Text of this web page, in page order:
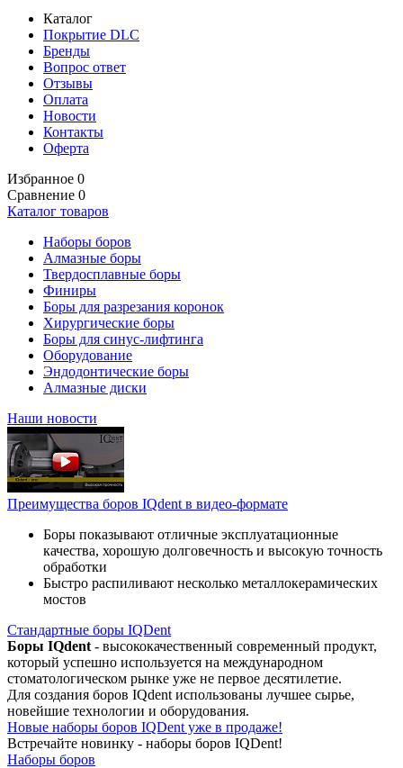
Каталог
Покрытие DLC
Бренды
Вопрос ответ
Отзывы
Оплата
Новости
Контакты
Оферта
Избранное 0
Сравнение 0
Каталог товаров
Наборы боров
Алмазные боры
Твердосплавные боры
Финиры
Боры для разрезания коронок
Хирургические боры
Боры для синус-лифтинга
Оборудование
Эндодонтические боры
Алмазные диски
Наши новости
Преимущества боров IQdent в видео-формате
Боры показывают отличные эксплуатационные
качества, хорошую долговечность и высокую точность
обработки
Быстро распиливают несколько металлокерамических
мостов
Стандартные боры IQDent
Боры IQdent - высококачественный современный продукт,
который успешно используется на международном
стоматологическом рынке уже не первое десятилетие.
Для создания боров IQdent использованы лучшее сырье,
новейшие технологии и оборудования.
Новые наборы боров IQDent уже в продаже!
Встречайте новинку - наборы боров IQDent!
Наборы боров